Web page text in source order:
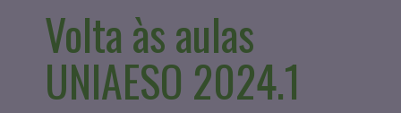
Volta às aulas
UNIAESO 2024.1